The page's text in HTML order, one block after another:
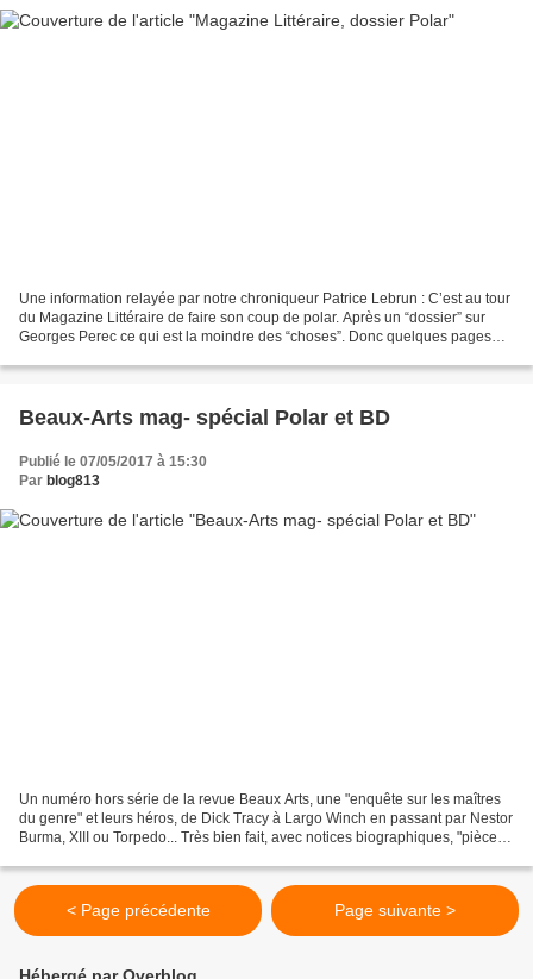
Une information relayée par notre chroniqueur Patrice Lebrun : C’est au tour
du Magazine Littéraire de faire son coup de polar. Après un “dossier” sur
Georges Perec ce qui est la moindre des “choses”. Donc quelques pages
Beaux-Arts mag- spécial Polar et BD
Publié le 07/05/2017 à 15:30
Par blog813
Un numéro hors série de la revue Beaux Arts, une "enquête sur les maîtres
du genre" et leurs héros, de Dick Tracy à Largo Winch en passant par Nestor
Burma, XIII ou Torpedo... Très bien fait, avec notices biographiques, "pièces
< Page précédente Page suivante >